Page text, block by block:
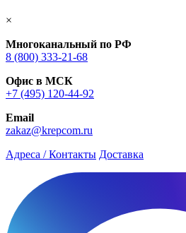
×
Многоканальный по РФ
8 (800) 333‑21-68
Офис в МСК
+7 (495) 120-44-92
Email
zakaz@krepcom.ru
Адреса / Контакты Доставка